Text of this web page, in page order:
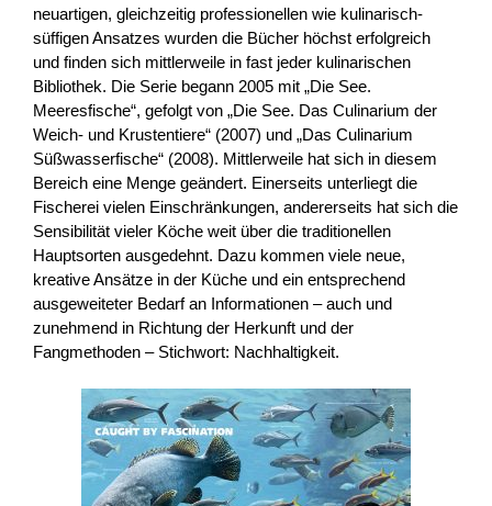
neuartigen, gleichzeitig professionellen wie kulinarisch-
süffigen Ansatzes wurden die Bücher höchst erfolgreich
und finden sich mittlerweile in fast jeder kulinarischen
Bibliothek. Die Serie begann 2005 mit „Die See.
Meeresfische“, gefolgt von „Die See. Das Culinarium der
Weich- und Krustentiere“ (2007) und „Das Culinarium
Süßwasserfische“ (2008). Mittlerweile hat sich in diesem
Bereich eine Menge geändert. Einerseits unterliegt die
Fischerei vielen Einschränkungen, andererseits hat sich die
Sensibilität vieler Köche weit über die traditionellen
Hauptsorten ausgedehnt. Dazu kommen viele neue,
kreative Ansätze in der Küche und ein entsprechend
ausgeweiteter Bedarf an Informationen – auch und
zunehmend in Richtung der Herkunft und der
Fangmethoden – Stichwort: Nachhaltigkeit.